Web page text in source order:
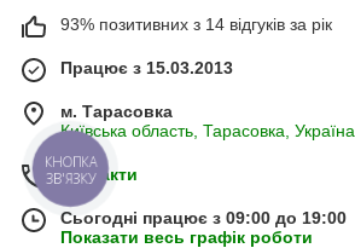
93% позитивних з 14 відгуків за рік
Працює з 15.03.2013
м. Тарасовка
Київська область, Тарасовка, Україна
Контакти
Сьогодні працює з 09:00 до 19:00
Показати весь графік роботи
КНОПКА
ЗВ'ЯЗКУ